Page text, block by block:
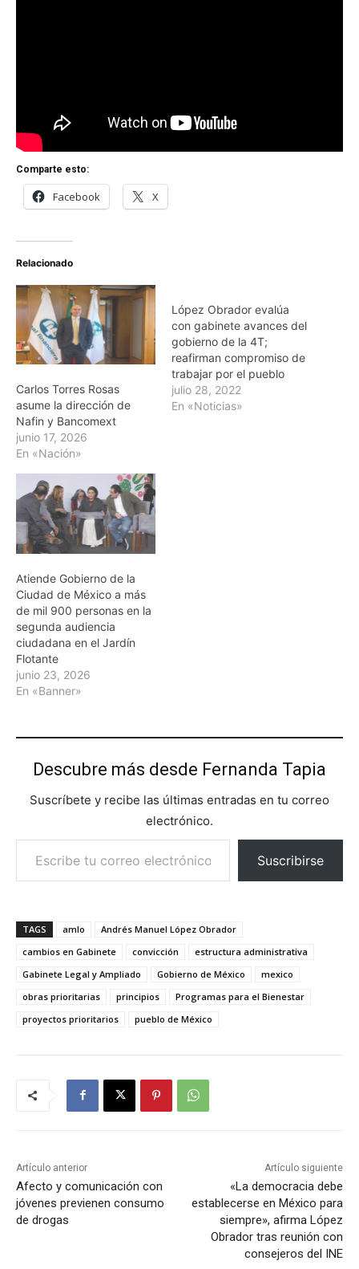
Comparte esto:
Facebook X
Relacionado
Carlos Torres Rosas
asume la dirección de
Nafin y Bancomext
junio 17, 2026
En «Nación»
López Obrador evalúa
con gabinete avances del
gobierno de la 4T;
reafirman compromiso de
trabajar por el pueblo
julio 28, 2022
En «Noticias»
Atiende Gobierno de la
Ciudad de México a más
de mil 900 personas en la
segunda audiencia
ciudadana en el Jardín
Flotante
junio 23, 2026
En «Banner»
Descubre más desde Fernanda Tapia
Suscríbete y recibe las últimas entradas en tu correo
electrónico.
Escribe tu correo electrónico…
Suscribirse
TAGS amlo
Andrés Manuel López Obrador
cambios en Gabinete
convicción
estructura administrativa
Gabinete Legal y Ampliado
Gobierno de México
mexico
obras prioritarias
principios
Programas para el Bienestar
proyectos prioritarios
pueblo de México
Artículo anterior
Afecto y comunicación con
jóvenes previenen consumo
de drogas
Artículo siguiente
«La democracia debe
establecerse en México para
siempre», afirma López
Obrador tras reunión con
consejeros del INE